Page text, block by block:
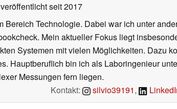
seit 2017
Technologie. Dabei war ich unter
Mein aktueller Fokus liegt
Systemen mit vielen Möglichkeiten. Dazu
Hauptberuflich bin ich als Laboringenieur
Messungen fern liegen.
Kontakt:
silvio39191,